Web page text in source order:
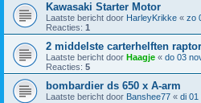
Kawasaki Starter Motor
Laatste bericht door HarleyKrikke « zo
Reacties: 1
2 middelste carterhelften
Laatste bericht door Haagje « do 03
Reacties: 5
bombardier ds 650 x A-arm
Laatste bericht door Banshee77 « di 01